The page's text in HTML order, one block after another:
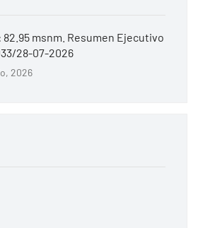
82.95 msnm. Resumen Ejecutivo
28-07-2026
2026